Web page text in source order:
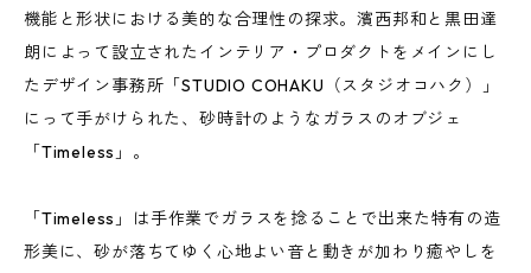
機能と形状における美的な合理性の探求。濱西邦和と黒田達
朗によって設立されたインテリア・プロダクトをメインにし
たデザイン事務所「STUDIO COHAKU（スタジオコハク）」
にって手がけられた、砂時計のようなガラスのオブジェ
「Timeless」。
「Timeless」は手作業でガラスを捻ることで出来た特有の造
形美に、砂が落ちてゆく心地よい音と動きが加わり癒やしを